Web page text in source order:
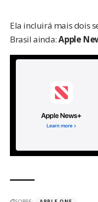
Ela incluirá mais dois
Brasil ainda:Apple